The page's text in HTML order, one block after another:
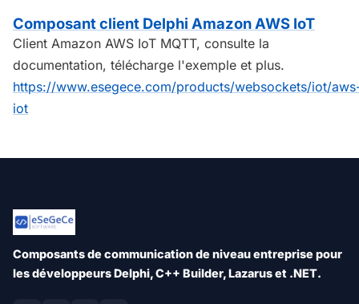
Composant client Delphi Amazon AWS IoT
Client Amazon AWS IoT MQTT, consulte la
documentation, télécharge l'exemple et plus.
https://www.esegece.com/products/websockets/iot/
iot
Composants de communication de niveau entreprise pour
les développeurs Delphi, C++ Builder, Lazarus et .NET.